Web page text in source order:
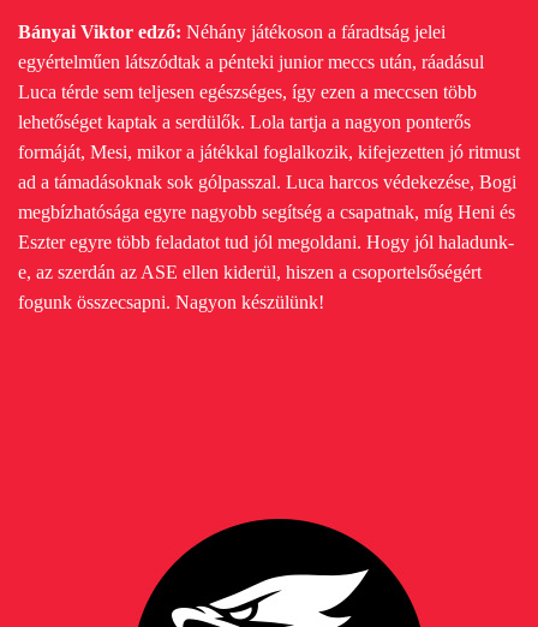
Bányai Viktor edző: Néhány játékoson a fáradtság jelei
egyértelműen látszódtak a pénteki junior meccs után, ráadásul
Luca térde sem teljesen egészséges, így ezen a meccsen több
lehetőséget kaptak a serdülők. Lola tartja a nagyon ponterős
formáját, Mesi, mikor a játékkal foglalkozik, kifejezetten jó ritmust
ad a támadásoknak sok gólpasszal. Luca harcos védekezése, Bogi
megbízhatósága egyre nagyobb segítség a csapatnak, míg Heni és
Eszter egyre több feladatot tud jól megoldani. Hogy jól haladunk-
e, az szerdán az ASE ellen kiderül, hiszen a csoportelsőségért
fogunk összecsapni. Nagyon készülünk!